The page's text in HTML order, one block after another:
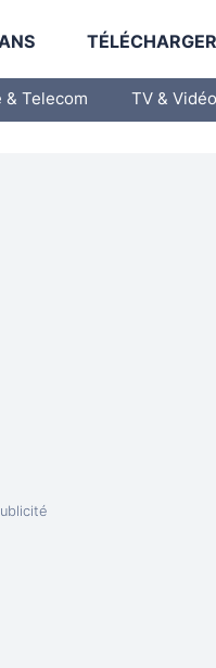
& Telecom TV & Vidéo